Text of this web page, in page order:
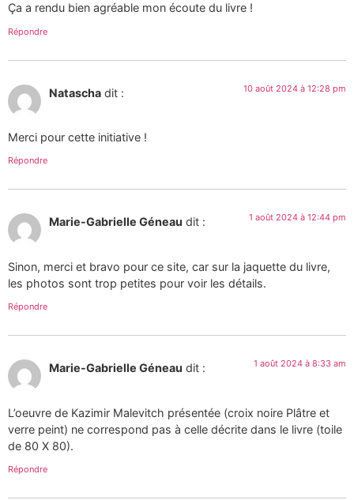
Ça a rendu bien agréable mon écoute du livre !
Répondre
Natascha dit : 10 août 2024 à 12:28 pm
Merci pour cette initiative !
Répondre
Marie-Gabrielle Géneau dit : 1 août 2024 à 12:44 pm
Sinon, merci et bravo pour ce site, car sur la jaquette du livre,
les photos sont trop petites pour voir les détails.
Répondre
Marie-Gabrielle Géneau dit : 1 août 2024 à 8:33 am
L’oeuvre de Kazimir Malevitch présentée (croix noire Plâtre et
verre peint) ne correspond pas à celle décrite dans le livre (toile
de 80 X 80).
Répondre